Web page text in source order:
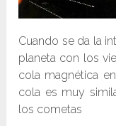
Cuando se da la
planeta con los
cola magnética
cola es muy
los cometas